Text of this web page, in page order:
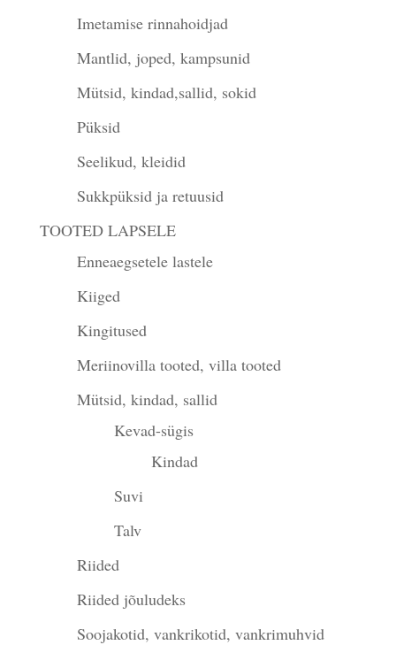
Imetamise rinnahoidjad
Mantlid, joped, kampsunid
Mütsid, kindad,sallid, sokid
Püksid
Seelikud, kleidid
Sukkpüksid ja retuusid
TOOTED LAPSELE
Enneaegsetele lastele
Kiiged
Kingitused
Meriinovilla tooted, villa tooted
Mütsid, kindad, sallid
Kevad-sügis
Kindad
Suvi
Talv
Riided
Riided jõuludeks
Soojakotid, vankrikotid, vankrimuhvid